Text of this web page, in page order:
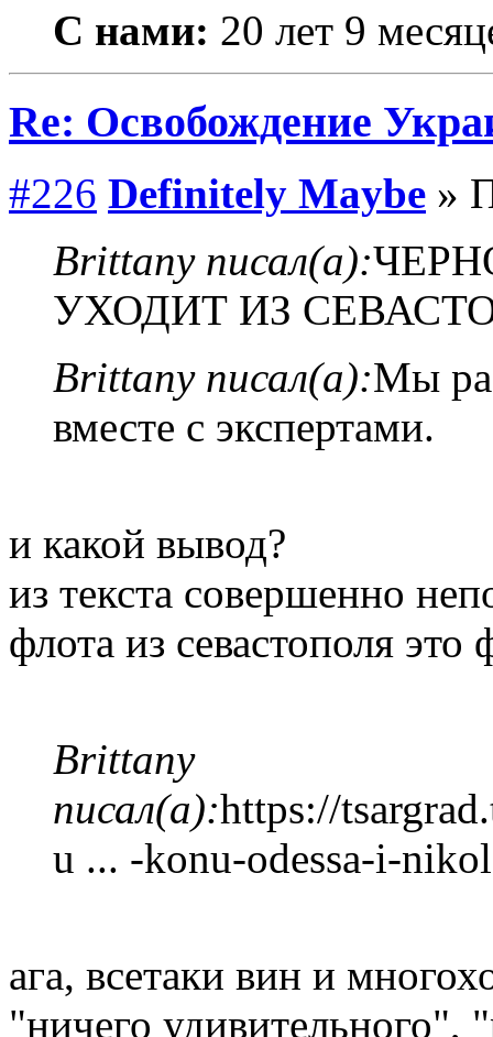
С нами: 20 лет 9
Re: Освобождение
#226 Definitely Maybe »
Brittany писал(а):
УХОДИТ ИЗ
Brittany писал(а):Мы
вместе с экспертами.
и какой вывод?
из текста совершенно
флота из севастополя
Brittany
писал(а):https://
u ... -konu-odessa-i-
ага, всетаки вин и
"ничего удивительного",